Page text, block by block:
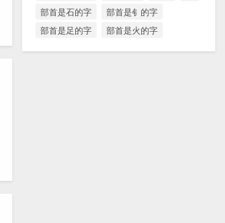
部首是石的字
部首是钅的字
部首是足的字
部首是火的字